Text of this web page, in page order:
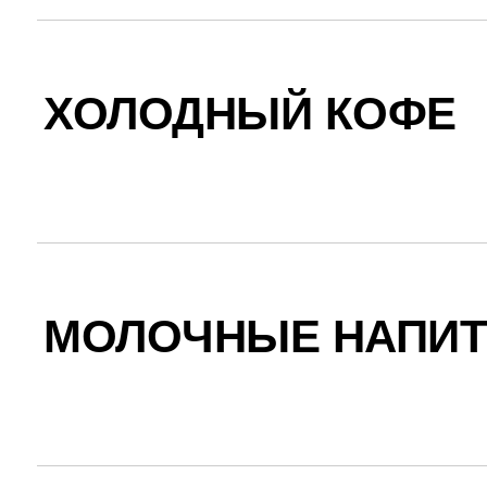
ХОЛОДНЫЙ КОФЕ
МОЛОЧНЫЕ